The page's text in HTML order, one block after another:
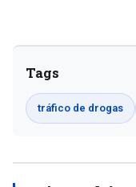
Tags
tráfico de drogas